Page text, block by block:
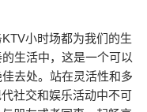
小时场都为我们的生
生活中，这是一个可以
去处。站在灵活性和多
社交和娱乐活动中不可